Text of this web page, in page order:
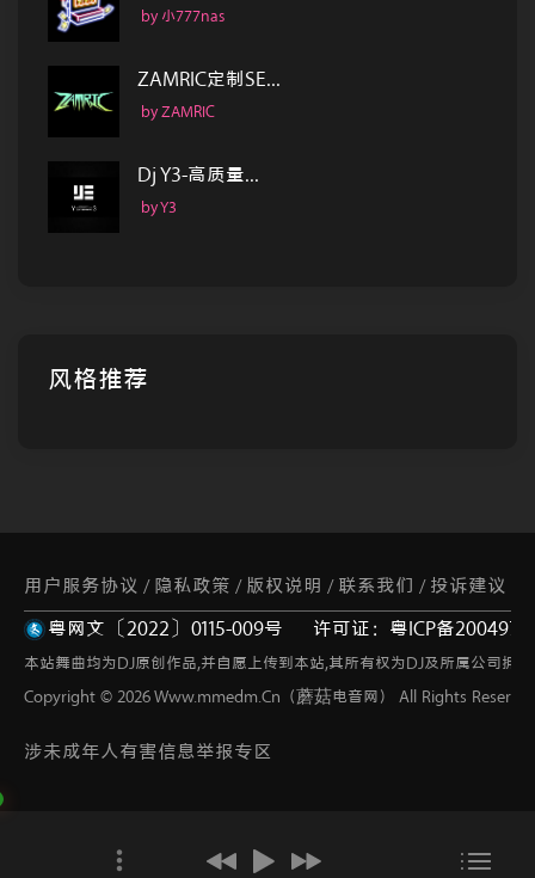
by 小777nas
ZAMRIC定制SE...
by ZAMRIC
Dj Y3-高质量...
by Y3
风格推荐
用户服务协议 / 隐私政策 / 版权说明 / 联系我们 / 投诉建议
/ 网站地图
粤网文〔2022〕0115-009号 许可证：粤ICP备
本站舞曲均为DJ原创作品,并自愿上传到本站,其所有权为DJ及所属公司拥
Copyright © 2026 Www.mmedm.Cn（蘑菇电音网） All Rights
涉未成年人有害信息举报专区